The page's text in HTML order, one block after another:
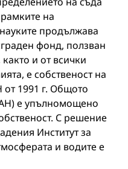
на
продължава
фонд, ползван
и от всички
е собственост на
1991 г. Общото
е упълномощено
С решение
Институт за
и водите е